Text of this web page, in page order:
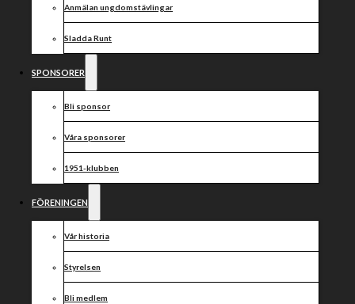
Anmälan ungdomstävlingar
Sladda Runt
SPONSORER
Bli sponsor
Våra sponsorer
1951-klubben
FÖRENINGEN
Vår historia
Styrelsen
Bli medlem